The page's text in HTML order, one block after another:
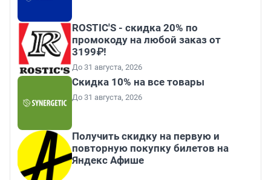
ROSTIC'S - скидка 20% по
промокоду на любой заказ от
3199₽!
До 31 августа, 2026
Скидка 10% на все товары
До 31 августа, 2026
Получить скидку на первую и
повторную покупку билетов на
Яндекс Афише